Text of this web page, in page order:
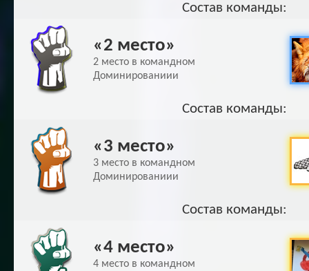
Состав команды:
«2 место»
2 место в командном
Доминированиии
Состав команды:
«3 место»
3 место в командном
Доминированиии
Состав команды:
«4 место»
4 место в командном